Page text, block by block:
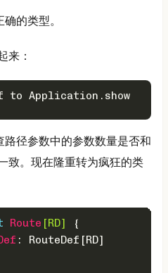
的类型。
来：
to Application .show
径参数中的参数数量是否和
致。现在隆重转为疯狂的类
Route [RD]
{
: RouteDef [RD]